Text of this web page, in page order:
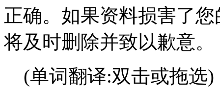
正确。如果资料损害了
将及时删除并致以歉意。
(单词翻译:双击或拖选)